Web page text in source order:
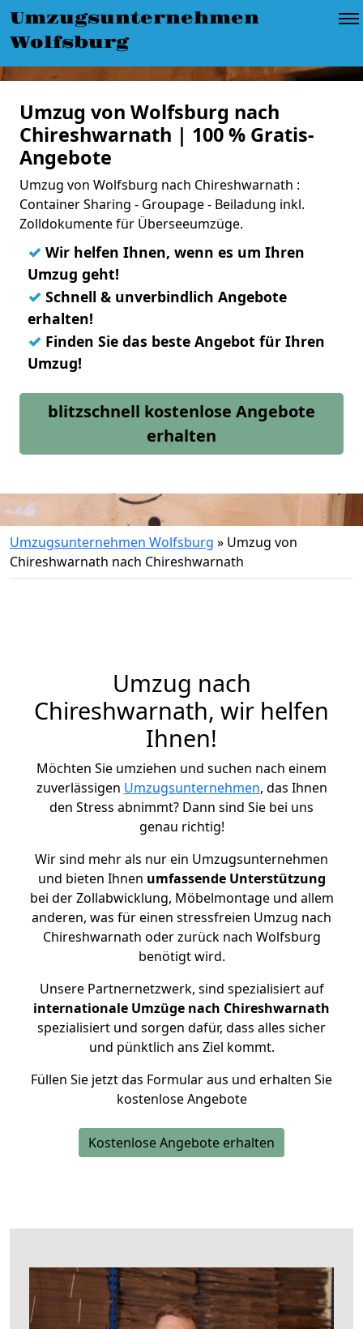
Umzugsunternehmen
Wolfsburg
Umzug von Wolfsburg nach
Chireshwarnath | 100 % Gratis-
Angebote
Umzug von Wolfsburg nach Chireshwarnath :
Container Sharing - Groupage - Beiladung inkl.
Zolldokumente für Überseeumzüge.
✓ Wir helfen Ihnen, wenn es um Ihren
Umzug geht!
✓ Schnell & unverbindlich Angebote
erhalten!
✓ Finden Sie das beste Angebot für Ihren
Umzug!
blitzschnell kostenlose Angebote
erhalten
Umzugsunternehmen Wolfsburg » Umzug von
Chireshwarnath nach Chireshwarnath
Umzug nach
Chireshwarnath, wir helfen
Ihnen!
Möchten Sie umziehen und suchen nach einem
zuverlässigen Umzugsunternehmen, das Ihnen
den Stress abnimmt? Dann sind Sie bei uns
genau richtig!
Wir sind mehr als nur ein Umzugsunternehmen
und bieten Ihnen umfassende Unterstützung
bei der Zollabwicklung, Möbelmontage und allem
anderen, was für einen stressfreien Umzug nach
Chireshwarnath oder zurück nach Wolfsburg
benötigt wird.
Unsere Partnernetzwerk, sind spezialisiert auf
internationale Umzüge nach Chireshwarnath
spezialisiert und sorgen dafür, dass alles sicher
und pünktlich ans Ziel kommt.
Füllen Sie jetzt das Formular aus und erhalten Sie
kostenlose Angebote
Kostenlose Angebote erhalten